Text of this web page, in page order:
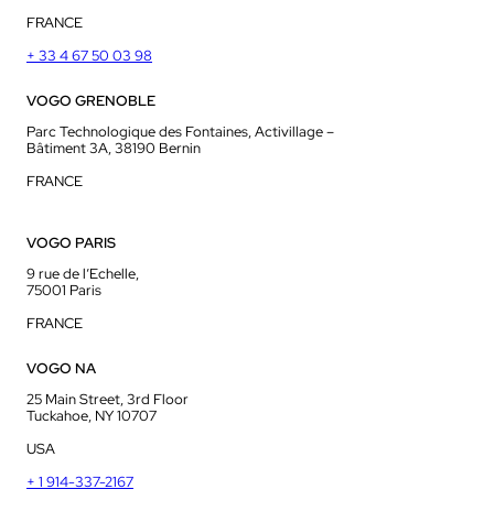
FRANCE
+ 33 4 67 50 03 98
VOGO GRENOBLE
Parc Technologique des Fontaines, Activillage –
Bâtiment 3A, 38190 Bernin
FRANCE
VOGO PARIS
9 rue de l’Echelle,
75001 Paris
FRANCE
VOGO NA
25 Main Street, 3rd Floor
Tuckahoe, NY 10707
USA
+ 1 914-337-2167